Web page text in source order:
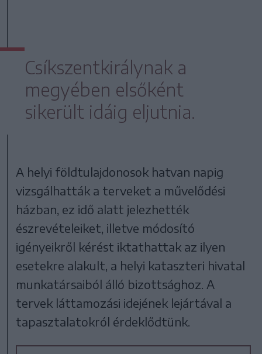
Csíkszentkirálynak a
megyében elsőként
sikerült idáig eljutnia.
A helyi földtulajdonosok hatvan napig
vizsgálhatták a terveket a művelődési
házban, ez idő alatt jelezhették
észrevételeiket, illetve módosító
igényeikről kérést iktathattak az ilyen
esetekre alakult, a helyi kataszteri hivatal
munkatársaiból álló bizottsághoz. A
tervek láttamozási idejének lejártával a
tapasztalatokról érdeklődtünk.